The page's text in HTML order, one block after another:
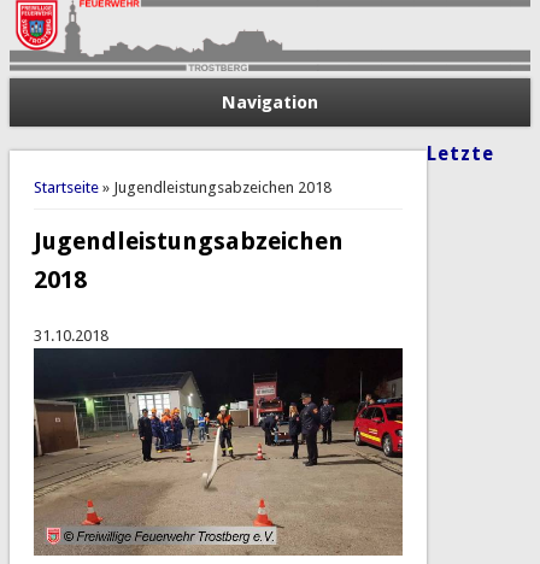
Navigation
Sie sind hier
Startseite» Jugendleistungsabzeichen 2018
Jugendleistungsabzeichen
2018
31.10.2018
Letzte